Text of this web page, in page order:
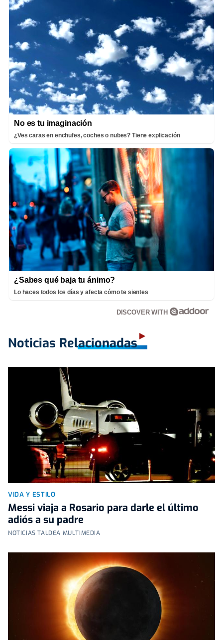
No es tu imaginación
¿Ves caras en enchufes, coches o nubes? Tiene explicación
¿Sabes qué baja tu ánimo?
Lo haces todos los días y afecta cómo te sientes
DISCOVER WITH
Noticias Relacionadas
VIDA Y ESTILO
Messi viaja a Rosario para darle el último
adiós a su padre
NOTICIAS TALDEA MULTIMEDIA